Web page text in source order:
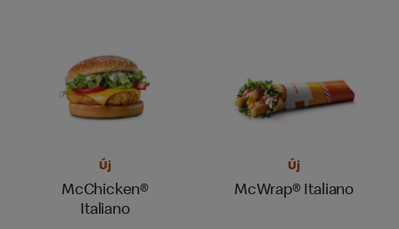
Új
McChicken®
Italiano
Új
McWrap® Italiano